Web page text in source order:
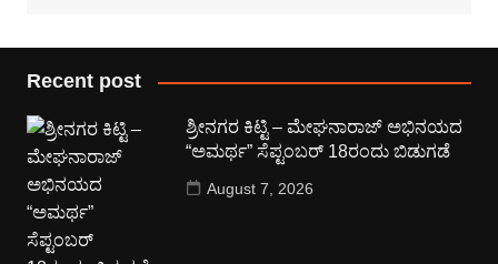
Recent post
ಶ್ರೀನಗರ ಕಿಟ್ಟಿ – ಮೇಘನಾರಾಜ್ ಅಭಿನಯದ
“ಅಮರ್ಥ” ಸೆಪ್ಟಂಬರ್ 18ರಂದು ಬಿಡುಗಡೆ
August 7, 2026